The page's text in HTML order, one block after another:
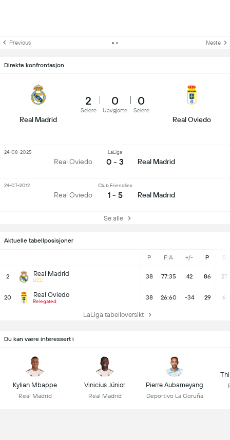
Aktuelle tabellposisjoner
P F:A +/- P S
2 Real Madrid
UCL
38 77:35 42 86 27
20 Real Oviedo
Relegated
38 26:60 -34 29 6
LaLiga tabelloversikt
Previous Neste
Direkte konfrontasjon
Real Madrid
2
Seiere
0
Uavgjorte
0
Seiere
Real Oviedo
Real Oviedo
LaLiga
0 - 3 Real Madrid
24-08-2025
Real Oviedo
Club Friendlies
1 - 5 Real Madrid
24-07-2012
Se alle
Du kan være interessert i
Kylian Mbappe
Real Madrid
Vinicius Júnior
Real Madrid
Pierre Aubameyang
Deportivo La Coruña